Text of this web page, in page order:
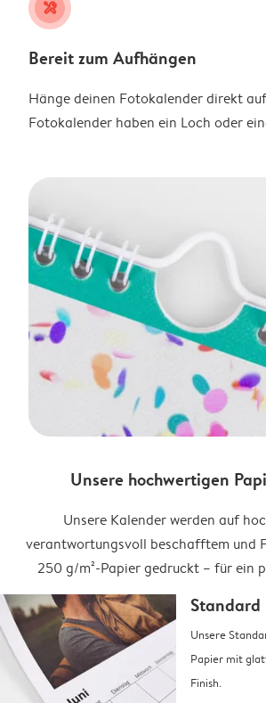
tools
Bereit zum Aufhängen
Hänge deinen Fotokalender direkt
Fotokalender haben ein Loch oder
Unsere hochwertigen
Unsere Kalender werden auf
verantwortungsvoll beschafftem und
250 g/m²-Papier gedruckt – für ein
Standard
Unsere
Papier mit
Finish.